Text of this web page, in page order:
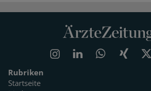
Rubriken
Startseite